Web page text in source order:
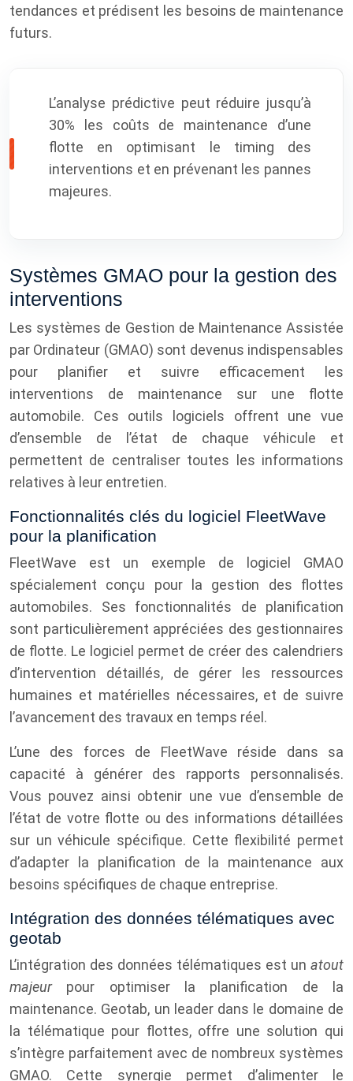
tendances et prédisent les besoins de maintenance
futurs.
L’analyse prédictive peut réduire jusqu’à
30% les coûts de maintenance d’une
flotte en optimisant le timing des
interventions et en prévenant les pannes
majeures.
Systèmes GMAO pour la gestion des
interventions
Les systèmes de Gestion de Maintenance Assistée
par Ordinateur (GMAO) sont devenus indispensables
pour planifier et suivre efficacement les
interventions de maintenance sur une flotte
automobile. Ces outils logiciels offrent une vue
d’ensemble de l’état de chaque véhicule et
permettent de centraliser toutes les informations
relatives à leur entretien.
Fonctionnalités clés du logiciel FleetWave
pour la planification
FleetWave est un exemple de logiciel GMAO
spécialement conçu pour la gestion des flottes
automobiles. Ses fonctionnalités de planification
sont particulièrement appréciées des gestionnaires
de flotte. Le logiciel permet de créer des calendriers
d’intervention détaillés, de gérer les ressources
humaines et matérielles nécessaires, et de suivre
l’avancement des travaux en temps réel.
L’une des forces de FleetWave réside dans sa
capacité à générer des rapports personnalisés.
Vous pouvez ainsi obtenir une vue d’ensemble de
l’état de votre flotte ou des informations détaillées
sur un véhicule spécifique. Cette flexibilité permet
d’adapter la planification de la maintenance aux
besoins spécifiques de chaque entreprise.
Intégration des données télématiques avec
geotab
L’intégration des données télématiques est un atout
majeur pour optimiser la planification de la
maintenance. Geotab, un leader dans le domaine de
la télématique pour flottes, offre une solution qui
s’intègre parfaitement avec de nombreux systèmes
GMAO. Cette synergie permet d’alimenter le